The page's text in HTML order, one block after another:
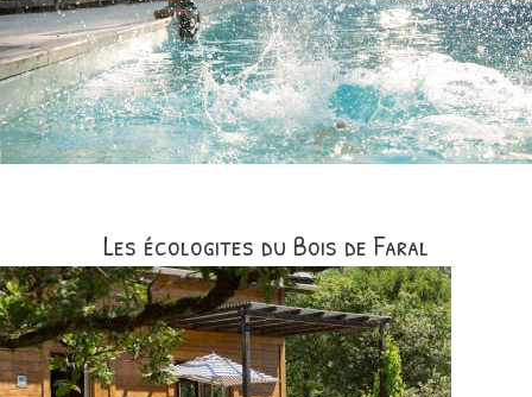
Les écologites du Bois de Faral